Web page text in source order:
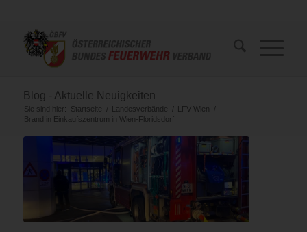
Blog - Aktuelle Neuigkeiten
Sie sind hier: Startseite / Landesverbände / LFV Wien
/
Brand in Einkaufszentrum in Wien-Floridsdorf